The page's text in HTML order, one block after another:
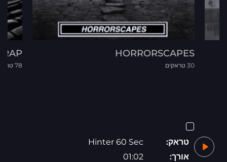
HORRORSCAPES
30 טראקים 78 טראקים
טראק:
Hinter 60 Sec
אורך:
01:02